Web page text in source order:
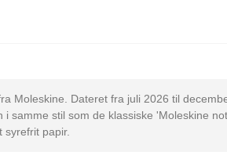
Dateret fra juli 2026 til
stil som de klassiske 'Moleskine
papir.